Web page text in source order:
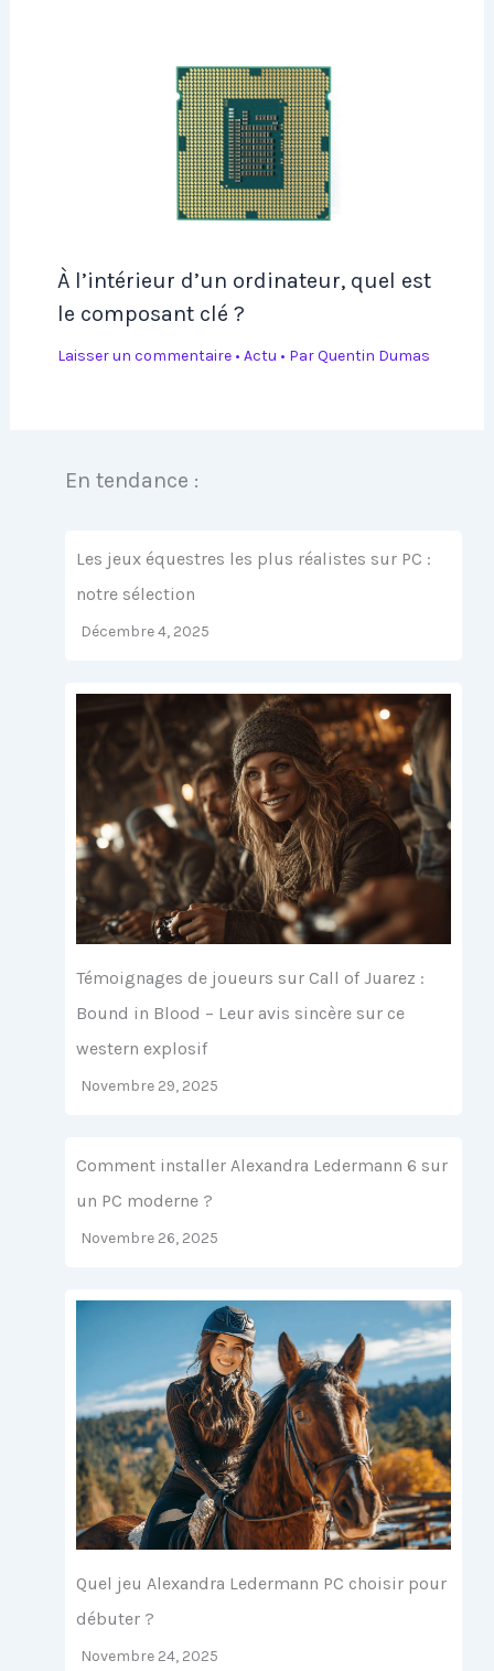
À l’intérieur d’un ordinateur, quel est
le composant clé ?
Laisser un commentaire • Actu • ParQuentin Dumas
En tendance :
Les jeux équestres les plus réalistes sur PC :
notre sélection
Décembre 4, 2025
Témoignages de joueurs sur Call of Juarez :
Bound in Blood – Leur avis sincère sur ce
western explosif
Novembre 29, 2025
Comment installer Alexandra Ledermann 6 sur
un PC moderne ?
Novembre 26, 2025
Quel jeu Alexandra Ledermann PC choisir pour
débuter ?
Novembre 24, 2025